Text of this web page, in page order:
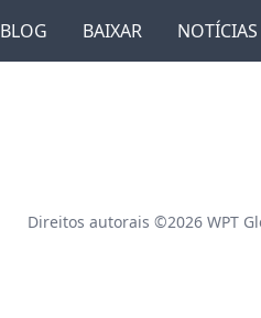
BLOG BAIXAR NOTÍCIAS
Direitos autorais ©2026 WPT